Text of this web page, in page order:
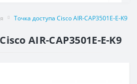
Точка доступа Cisco AIR-CAP3501E-E-K9
AIR-CAP3501E-E-K9